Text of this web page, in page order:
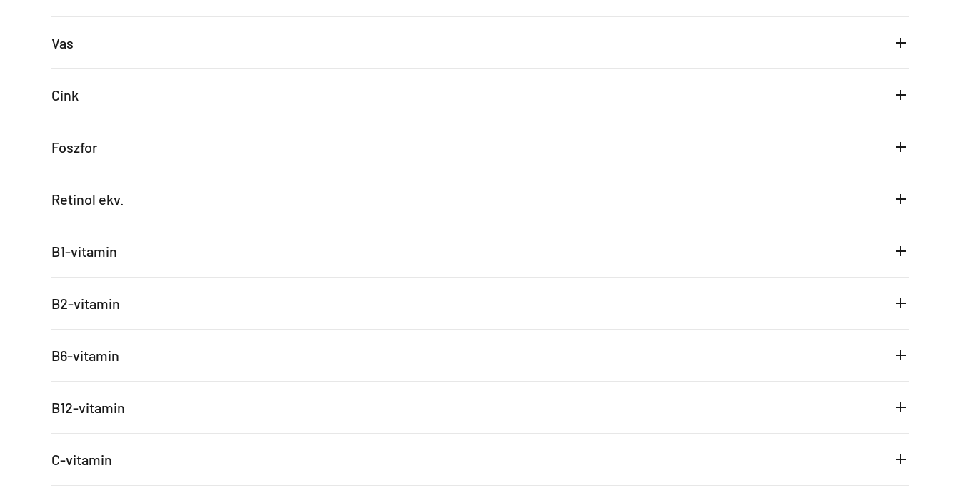
Vas
Cink
Foszfor
Retinol ekv.
B1-vitamin
B2-vitamin
B6-vitamin
B12-vitamin
C-vitamin